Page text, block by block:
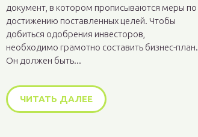
документ, в котором прописываются меры по
достижению поставленных целей. Чтобы
добиться одобрения инвесторов,
необходимо грамотно составить бизнес-план.
Он должен быть...
ЧИТАТЬ ДАЛЕЕ